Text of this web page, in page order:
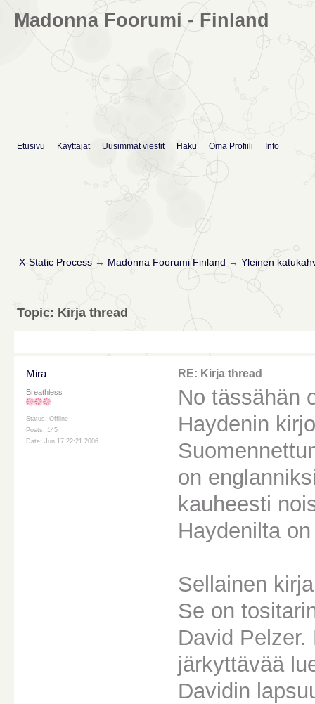
Madonna Foorumi - Finland
Etusivu Käyttäjät Uusimmat viestit Haku Oma Profiili Info
X-Static Process→ Madonna Foorumi Finland → Yleinen
Topic: Kirja thread
Mira
Breathless
Status: Offline
Posts: 145
Date: Jun 17 22:21 2006
RE: Kirja thread
No tässähän
Haydenin
on
kauheesti
Haydenilta
Sellainen
Se on
David
järkyttävää
Davidin